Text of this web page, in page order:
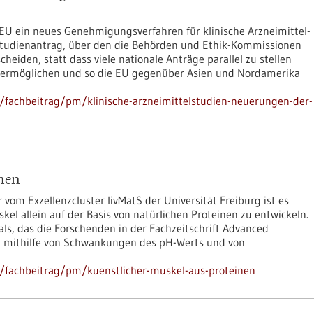
ein neues Genehmigungsverfahren für klinische Arzneimittel-
über den die Behörden und Ethik-Kommissionen
statt dass viele nationale Anträge parallel zu stellen
und so die EU gegenüber Asien und Nordamerika
pm/klinische-arzneimittelstudien-neuerungen-der-
Exzellenzcluster livMatS der Universität Freiburg ist es
allein auf der Basis von natürlichen Proteinen zu entwickeln.
das die Forschenden in der Fachzeitschrift Advanced
von Schwankungen des pH-Werts und von
pm/kuenstlicher-muskel-aus-proteinen